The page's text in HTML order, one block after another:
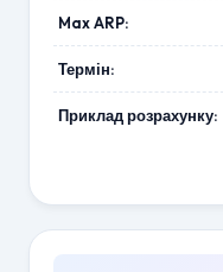
Max ARP:
Термін:
Приклад розрахунку: